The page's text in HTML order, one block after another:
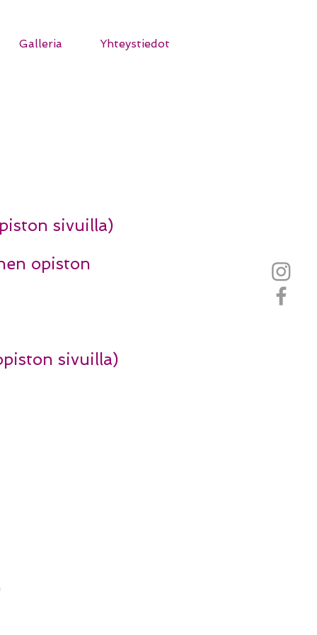
Galleria Yhteystiedot
sivuilla)
opiston
sivuilla)